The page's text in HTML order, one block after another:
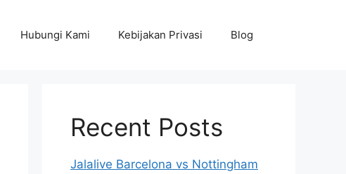
Hubungi Kami Kebijakan Privasi Blog
Recent Posts
Jalalive Barcelona vs Nottingham